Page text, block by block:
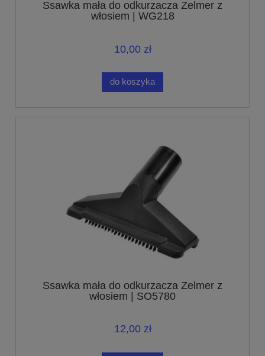
Ssawka mała do odkurzacza Zelmer z
włosiem | WG218
10,00 zł
do koszyka
Ssawka mała do odkurzacza Zelmer z
włosiem | SO5780
12,00 zł